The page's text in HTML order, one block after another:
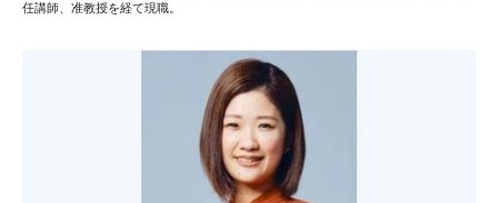
任講師、准教授を経て現職。